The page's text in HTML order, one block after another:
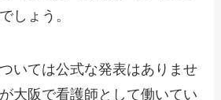
しょう。
いては公式な発表はありませ
大阪で看護師として働いてい